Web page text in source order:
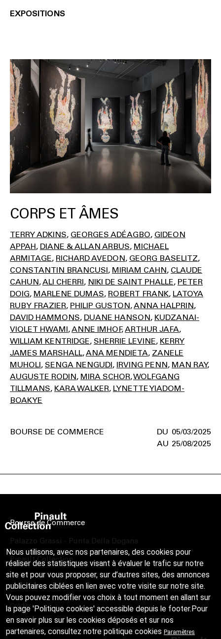
EXPOSITIONS
CORPS ET ÂMES
TERRY ADKINS GEORGES ADÉAGBO GIDEON
APPAH DIANE & ALLAN ARBUS MICHAEL
ARMITAGE RICHARD AVEDON GEORG BASELITZ
CONSTANTIN BRANCUSI MIRIAM CAHN CLAUDE
CAHUN ALI CHERRI NIKI DE SAINT PHALLE PETER
DOIG MARLENE DUMAS ROBERT FRANK LATOYA
RUBY FRAZIER PHILIP GUSTON ANNA HALPRIN
DAVID HAMMONS DUANE HANSON KUDZANAI-
VIOLET HWAMI ANNE IMHOF ARTHUR JAFA
WILLIAM KENTRIDGE SHERRIE LEVINE KERRY
JAMES MARSHALL ANA MENDIETA ZANELE
MUHOLI SENGA NENGUDI IRVING PENN MAN RAY
AUGUSTE RODIN MIRA SCHOR WOLFGANG
TILLMANS KARA WALKER LYNETTE YIADOM-
BOAKYE
05/03/2025
25/08/2025
BOURSE DE COMMERCE
Bourse de Commerce
Palazzo Grassi - Punta Della Dogana
Pinault Collection
Crédits
Nous utilisons, avec nos partenaires, des cookies pour
réaliser des statistiques visant à évaluer le trafic sur notre
site et pour vous proposer, sur d’autres sites, des annonces
publicitaires ciblées en lien avec votre visite sur notre site.
Vous pouvez modifier vos choix à tout moment en allant sur
la page 'Politique cookies' accessible depuis le footer.Pour
en savoir plus sur les cookies déposés et sur nos
partenaires, consultez notre politique cookies Paramètres